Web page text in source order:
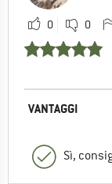
0 0
VANTAGGI
Sì,